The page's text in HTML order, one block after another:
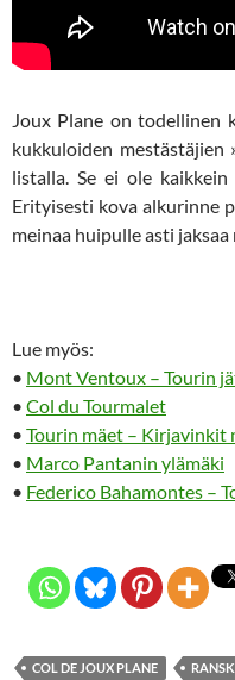
Joux Plane on todellinen
kukkuloiden mestästäjien
listalla. Se ei ole
Erityisesti kova alkurinne
meinaa huipulle asti jaksaa
Lue myös:
• Mont Ventoux – Tourin
• Col du Tourmalet
• Tourin mäet – Kirjavinkit
• Marco Pantanin ylämäki
• Federico Bahamontes –
COL DE JOUX PLANE